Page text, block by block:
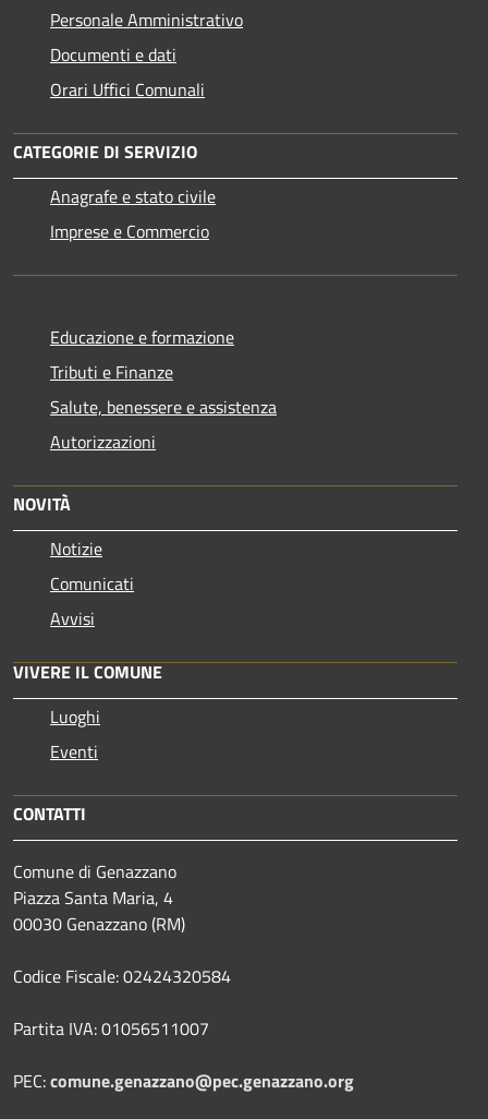
Personale Amministrativo
Documenti e dati
Orari Uffici Comunali
CATEGORIE DI SERVIZIO
Anagrafe e stato civile
Imprese e Commercio
Educazione e formazione
Tributi e Finanze
Salute, benessere e assistenza
Autorizzazioni
NOVITÀ
Notizie
Comunicati
Avvisi
VIVERE IL COMUNE
Luoghi
Eventi
CONTATTI
Comune di Genazzano
Piazza Santa Maria, 4
00030 Genazzano (RM)
Codice Fiscale: 02424320584
Partita IVA: 01056511007
PEC:comune.genazzano@pec.genazzano.org